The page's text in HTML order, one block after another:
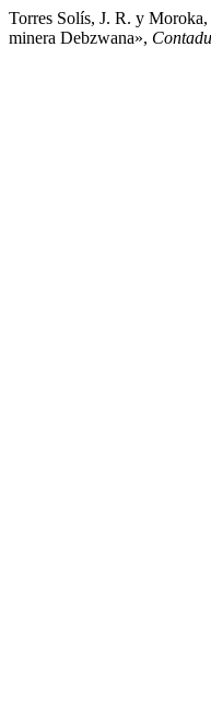
Torres Solís, J. R. y
minera Debzwana»,